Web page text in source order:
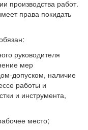
производства работ.
права покидать
руководителя
мер
допуском, наличие
работы и
и инструмента,
место;